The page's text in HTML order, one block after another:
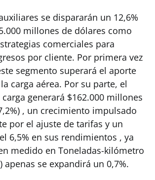
se dispararán un 12,6%
millones de dólares como
comerciales para
por cliente. Por primera vez
segmento superará el aporte
carga aérea. Por su parte, el
generará $162.000 millones
, un crecimiento impulsado
por el ajuste de tarifas y un
6,5% en sus rendimientos , ya
medido en Toneladas-kilómetro
apenas se expandirá un 0,7%.